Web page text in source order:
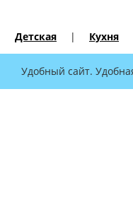
Детская | Кухня
Удобный сайт.